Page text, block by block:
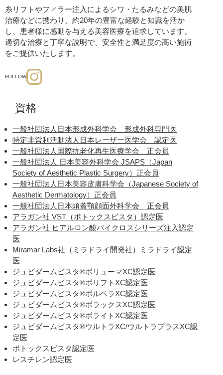
糸リフトやフィラー注入によるシワ・たるみなどの美肌
治療などに携わり、約20年の豊富な経験と知識を活か
し、患者様に感動を与える美容医療を追求しています。
適切な治療と丁寧な説明で、安全性と満足度の高い施術
をご提供いたします。
FOLLOW
資格
一般社団法人日本形成外科学会 形成外科専門医
特定非営利活動法人日本レーザー医学会 認定医
一般社団法人国際抗老化再生医療学会 正会員
一般社団法人 日本美容外科学会 JSAPS（Japan
Society of Aesthetic Plastic Surgery）正会員
一般社団法人日本美容皮膚科学会（Japanese Society of
Aesthetic Dermatology）正会員
一般社団法人日本頭蓋顎顔面外科学会 正会員
アラガン社 VST（ボトックスビスタ）認定医
アラガン社 ヒアルロン酸バイクロスシリーズ注入認定
医
Miramar Labs社（ミラドライ開発社）ミラドライ認定
医
ジュビダームビスタ®ボリューマXC認定医
ジュビダームビスタ®ボリフトXC認定医
ジュビダームビスタ®ボルベラXC認定医
ジュビダームビスタ®ボラックスXC認定医
ジュビダームビスタ®ボライトXC認定医
ジュビダームビスタ®ウルトラXC/ウルトラプラスXC認
定医
ボトックスビスタ認定医
レスチレン認定医